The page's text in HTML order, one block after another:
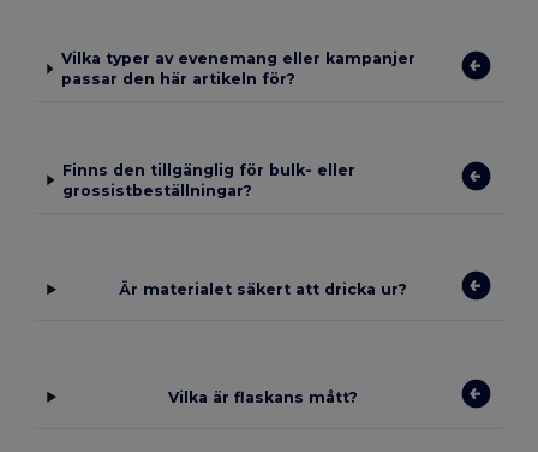
Vilka typer av evenemang eller kampanjer
passar den här artikeln för?
Finns den tillgänglig för bulk- eller
grossistbeställningar?
Är materialet säkert att dricka ur?
Vilka är flaskans mått?